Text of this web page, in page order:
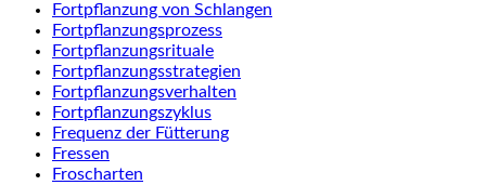
Fortpflanzung von Schlangen
Fortpflanzungsprozess
Fortpflanzungsrituale
Fortpflanzungsstrategien
Fortpflanzungsverhalten
Fortpflanzungszyklus
Frequenz der Fütterung
Fressen
Froscharten